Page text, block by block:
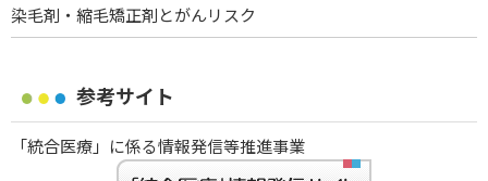
染毛剤・縮毛矯正剤とがんリスク
参考サイト
「統合医療」に係る情報発信等推進事業